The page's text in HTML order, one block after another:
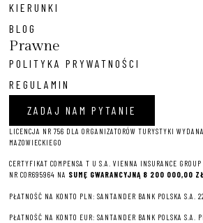
KIERUNKI
BLOG
Prawne
POLITYKA PRYWATNOŚCI
REGULAMIN
ZADAJ NAM PYTANIE
LICENCJA NR 756 DLA ORGANIZATORÓW TURYSTYKI
MAZOWIECKIEGO
CERTYFIKAT COMPENSA T U S.A. VIENNA INSURANCE
NR COR695964 NA SUMĘ GWARANCYJNĄ 8 200 000,00
PŁATNOŚĆ NA KONTO PLN: SANTANDER BANK POLSKA S.A.
PŁATNOŚĆ NA KONTO EUR: SANTANDER BANK POLSKA S.A.